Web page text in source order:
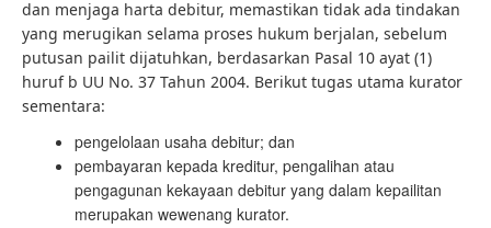
dan menjaga harta debitur, memastikan tidak ada tindakan
yang merugikan selama proses hukum berjalan, sebelum
putusan pailit dijatuhkan, berdasarkan Pasal 10 ayat (1)
huruf b UU No. 37 Tahun 2004. Berikut tugas utama kurator
sementara:
pengelolaan usaha debitur; dan
pembayaran kepada kreditur, pengalihan atau
pengagunan kekayaan debitur yang dalam kepailitan
merupakan wewenang kurator.